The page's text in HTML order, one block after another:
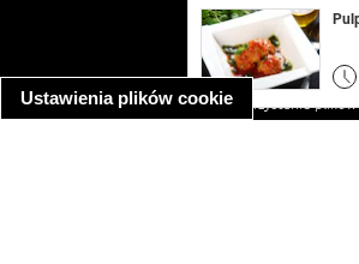
Ustawienia plików cookie
kontakt
regulamin
informacja o prywatności
informacja o wykorzystaniu